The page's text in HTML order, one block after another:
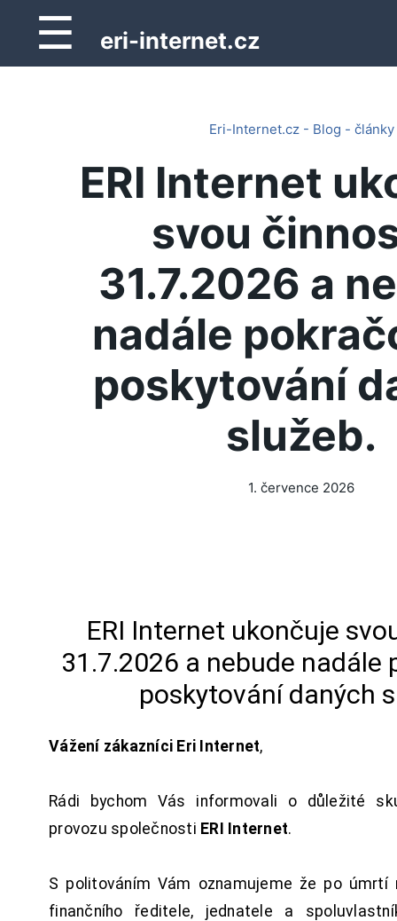
☰ eri-internet.cz
Eri-Internet.cz - Blog - články
ERI Internet
svou
31.7.2026 a
nadále
poskytování
služeb.
1. července 2026
ERI Internet ukončuje
31.7.2026 a nebude nadále
poskytování daných
Vážení zákazníci Eri Internet,
Rádi bychom Vás informovali o důležité
provozu společnosti ERI Internet.
S politováním Vám oznamujeme že po úmrtí
finančního ředitele, jednatele a